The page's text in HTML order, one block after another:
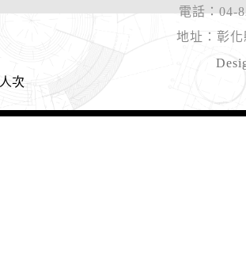
電話：04-
地址：彰
次